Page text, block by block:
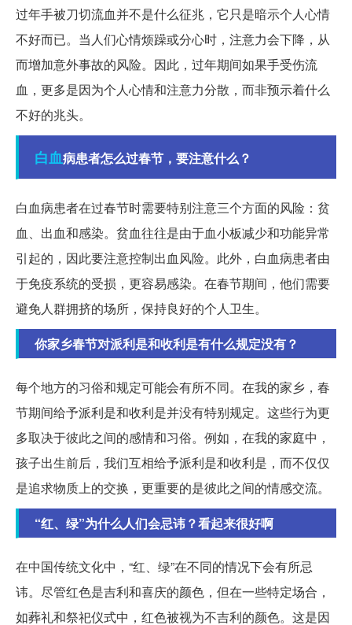
过年手被刀切流血并不是什么征兆，它只是暗示个人心情
不好而已。当人们心情烦躁或分心时，注意力会下降，从
而增加意外事故的风险。因此，过年期间如果手受伤流
血，更多是因为个人心情和注意力分散，而非预示着什么
不好的兆头。
白血病患者怎么过春节，要注意什么？
白血病患者在过春节时需要特别注意三个方面的风险：贫
血、出血和感染。贫血往往是由于血小板减少和功能异常
引起的，因此要注意控制出血风险。此外，白血病患者由
于免疫系统的受损，更容易感染。在春节期间，他们需要
避免人群拥挤的场所，保持良好的个人卫生。
你家乡春节对派利是和收利是有什么规定没有？
每个地方的习俗和规定可能会有所不同。在我的家乡，春
节期间给予派利是和收利是并没有特别规定。这些行为更
多取决于彼此之间的感情和习俗。例如，在我的家庭中，
孩子出生前后，我们互相给予派利是和收利是，而不仅仅
是追求物质上的交换，更重要的是彼此之间的情感交流。
“红、绿”为什么人们会忌讳？看起来很好啊
在中国传统文化中，“红、绿”在不同的情况下会有所忌
讳。尽管红色是吉利和喜庆的颜色，但在一些特定场合，
如葬礼和祭祀仪式中，红色被视为不吉利的颜色。这是因